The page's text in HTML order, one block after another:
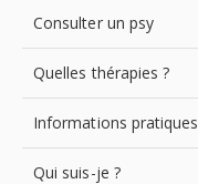
Consulter un psy
Quelles thérapies ?
Informations pratiques
Qui suis-je ?